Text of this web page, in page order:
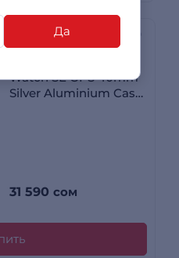
Да
Watch SE GPS 40mm
Silver Aluminium Case
31 590 сом